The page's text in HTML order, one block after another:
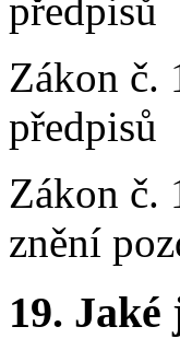
předpisů
Zákon č.
předpisů
Zákon č.
znění
19.